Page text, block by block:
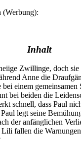
(Werbung):
Inhalt
Zwillinge, doch sie
Anne die
einem gemeinsamen
bei beiden die
schnell, dass Paul
legt seine
der anfänglichen
fallen die